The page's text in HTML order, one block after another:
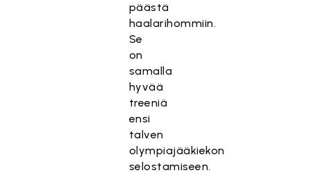
päästä
haalarihommiin.
Se
on
samalla
hyvää
treeniä
ensi
talven
olympiajääkiekon
selostamiseen.